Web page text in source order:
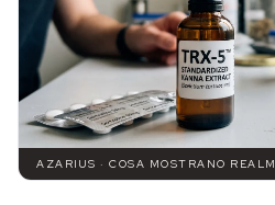
AZARIUS · COSA MOSTRANO